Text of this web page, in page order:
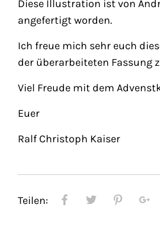
Diese Illustration ist von
angefertigt worden.
Ich freue mich sehr euch
der überarbeiteten Fassung
Viel Freude mit dem
Euer
Ralf Christoph Kaiser
Teilen: